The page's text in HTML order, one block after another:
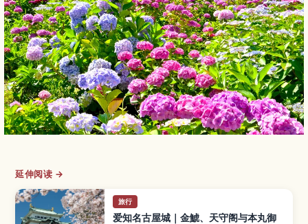
延伸阅读 →
旅行
爱知名古屋城｜金鯱、天守阁与本丸御